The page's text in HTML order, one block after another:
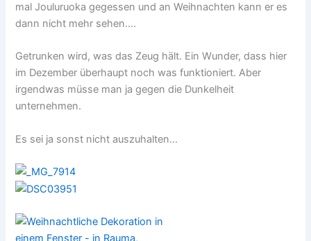
mal Jouluruoka gegessen und an Weihnachten kann er es
dann nicht mehr sehen….
Getrunken wird, was das Zeug hält. Ein Wunder, dass hier
im Dezember überhaupt noch was funktioniert. Aber
irgendwas müsse man ja gegen die Dunkelheit
unternehmen.
Es sei ja sonst nicht auszuhalten…